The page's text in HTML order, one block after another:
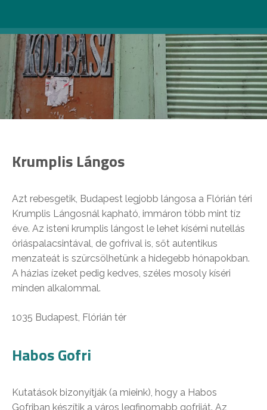
Krumplis Lángos
Azt rebesgetik, Budapest legjobb lángosa a Flórián téri
Krumplis Lángosnál kapható, immáron több mint tíz
éve. Az isteni krumplis lángost le lehet kísérni nutellás
óriáspalacsintával, de gofrival is, sőt autentikus
menzateát is szürcsölhetünk a hidegebb hónapokban.
A házias ízeket pedig kedves, széles mosoly kíséri
minden alkalommal.
1035 Budapest, Flórián tér
Habos Gofri
Kutatások bizonyítják (a mieink), hogy a Habos
Gofriban készítik a város legfinomabb gofriját. Az